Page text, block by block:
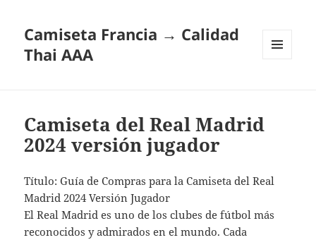
Camiseta Francia → Calidad
Thai AAA
Camiseta del Real Madrid
2024 versión jugador
Título: Guía de Compras para la Camiseta del Real
Madrid 2024 Versión Jugador
El Real Madrid es uno de los clubes de fútbol más
reconocidos y admirados en el mundo. Cada